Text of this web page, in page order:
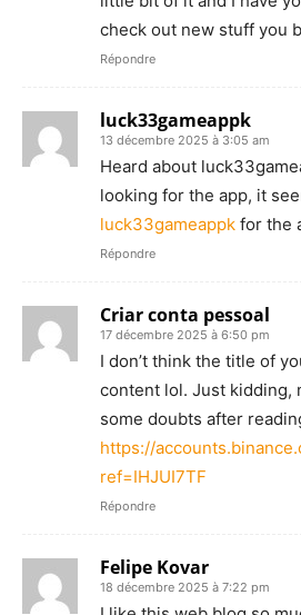
check out new stuff you
Répondre
luck33gameappk
13 décembre 2025 à 3:05 am
Heard about
looking for the app, it
luck33gameappk for the
Répondre
Criar conta pessoal
17 décembre 2025 à 6:50 pm
I don’t think the title of
content lol. Just kidding,
some doubts after
https://
ref=IHJUI7TF
Répondre
Felipe Kovar
18 décembre 2025 à 7:22 pm